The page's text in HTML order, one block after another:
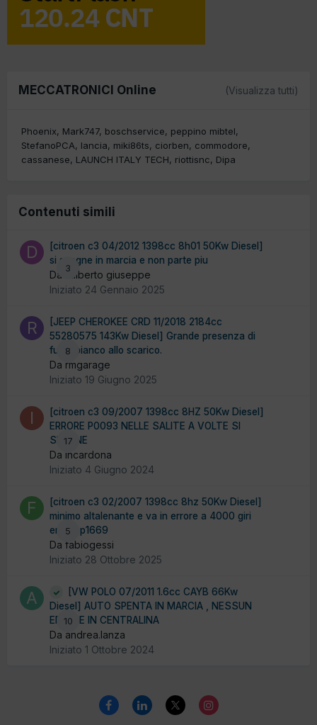
MECCATRONICI Online (Visualizza tutti)
Phoenix Mark747 boschservice
peppino mibtel
StefanoPCA
lancia miki86ts ciorben
commodore
cassanese
LAUNCH ITALY TECH riottisnc Dipa
Contenuti simili
3
[citroen c3 04/2012 1398cc 8h01 50Kw Diesel]
si spegne in marcia e non parte piu
Da diliberto giuseppe
Iniziato 24 Gennaio 2025
8
[JEEP CHEROKEE CRD 11/2018 2184cc
55280575 143Kw Diesel] Grande presenza di
fumo bianco allo scarico.
Da rmgarage
Iniziato 19 Giugno 2025
17
[citroen c3 09/2007 1398cc 8HZ 50Kw Diesel]
ERRORE P0093 NELLE SALITE A VOLTE SI
SPEGNE
Da incardona
Iniziato 4 Giugno 2024
5
[citroen c3 02/2007 1398cc 8hz 50Kw Diesel]
minimo altalenante e va in errore a 4000 giri
errore p1669
Da fabiogessi
Iniziato 28 Ottobre 2025
10
[VW POLO 07/2011 1.6cc CAYB 66Kw
Diesel] AUTO SPENTA IN MARCIA , NESSUN
ERRORE IN CENTRALINA
Da andrea.lanza
Iniziato 1 Ottobre 2024